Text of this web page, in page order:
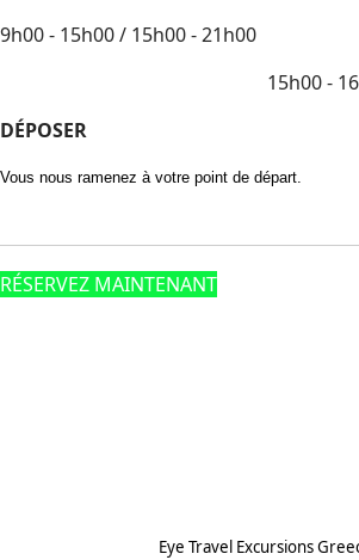
9h00 - 15h00 / 15h00 - 21h00
15h00 -
DÉPOSER
Vous nous ramenez à votre point de départ.
RÉSERVEZ MAINTENANT
Eye Travel Excursions